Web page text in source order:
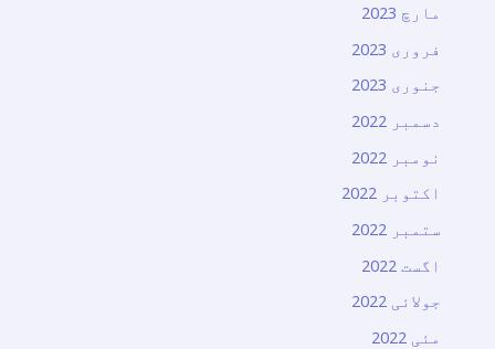
مارچ 2023
فروری 2023
جنوری 2023
دسمبر 2022
نومبر 2022
اکتوبر 2022
ستمبر 2022
اگست 2022
جولائی 2022
مئی 2022